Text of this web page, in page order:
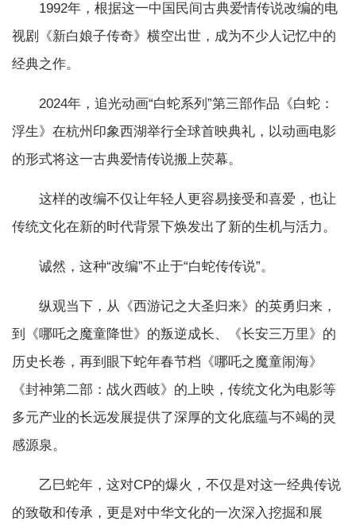
1992年，根据这一中国民间古典爱情传说改编的电
视剧《新白娘子传奇》横空出世，成为不少人记忆中的
经典之作。
2024年，追光动画“白蛇系列”第三部作品《白蛇：
浮生》在杭州印象西湖举行全球首映典礼，以动画电影
的形式将这一古典爱情传说搬上荧幕。
这样的改编不仅让年轻人更容易接受和喜爱，也让
传统文化在新的时代背景下焕发出了新的生机与活力。
诚然，这种“改编”不止于“白蛇传传说”。
纵观当下，从《西游记之大圣归来》的英勇归来，
到《哪吒之魔童降世》的叛逆成长、《长安三万里》的
历史长卷，再到眼下蛇年春节档《哪吒之魔童闹海》
《封神第二部：战火西岐》的上映，传统文化为电影等
多元产业的长远发展提供了深厚的文化底蕴与不竭的灵
感源泉。
乙巳蛇年，这对CP的爆火，不仅是对这一经典传说
的致敬和传承，更是对中华文化的一次深入挖掘和展